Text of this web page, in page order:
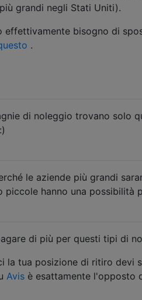
grandi negli Stati Uniti).
effettivamente bisogno di
.
di noleggio trovano solo
le aziende più grandi
piccole hanno una possibilità
di più per questi tipi di
la tua posizione di ritiro devi
Avis è esattamente l'opposto